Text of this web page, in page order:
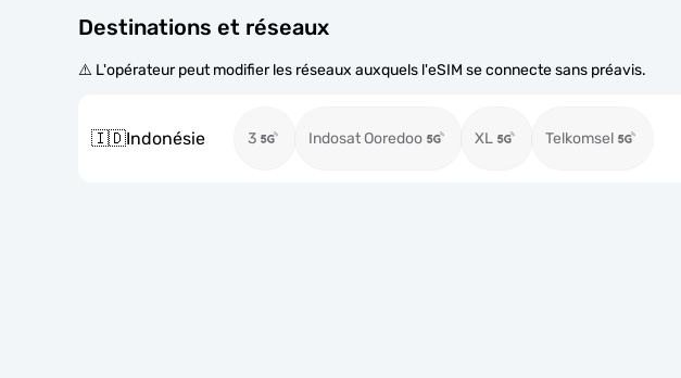
Destinations et réseaux
⚠️ L'opérateur peut modifier les réseaux auxquels l'eSIM se connecte sans préavis.
🇮🇩Indonésie 3 Indosat Ooredoo XL Telkomsel